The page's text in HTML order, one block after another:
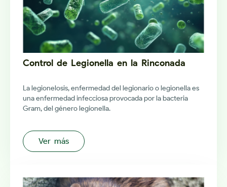
Control de Legionella en la Rinconada
La legionelosis, enfermedad del legionario o legionella es
una enfermedad infecciosa provocada por la bacteria
Gram, del género legionella.
Ver más